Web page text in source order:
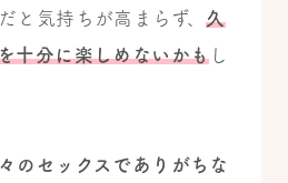
と気持ちが高まらず、久
十分に楽しめないかも し
のセックスでありがちな